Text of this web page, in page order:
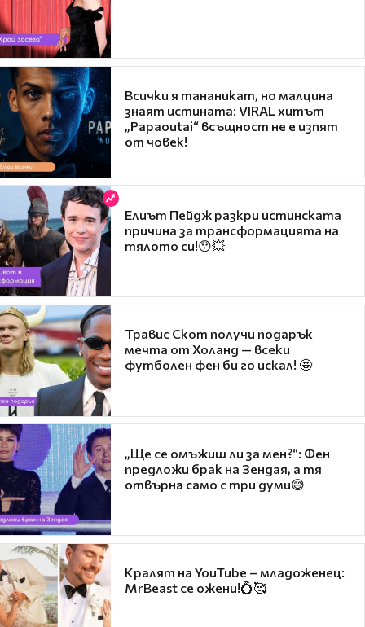
Всички я тананикат, но малцина
знаят истината: VIRAL хитът
„Papaoutai“ всъщност не е изпят
от човек!
Елиът Пейдж разкри истинската
причина за трансформацията на
тялото си!😯💥
Травис Скот получи подарък
мечта от Холанд — всеки
футболен фен би го искал! 🤩
„Ще се омъжиш ли за мен?“: Фен
предложи брак на Зендая, а тя
отвърна само с три думи😅
Кралят на YouTube – младоженец:
MrBeast се ожени!💍🥰